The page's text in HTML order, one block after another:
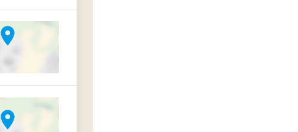
location_on
location_on